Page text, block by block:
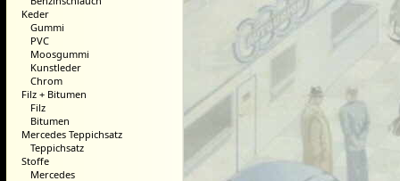
Keder
Gummi
PVC
Moosgummi
Kunstleder
Chrom
Filz + Bitumen
Filz
Bitumen
Mercedes Teppichsatz
Teppichsatz
Stoffe
Mercedes